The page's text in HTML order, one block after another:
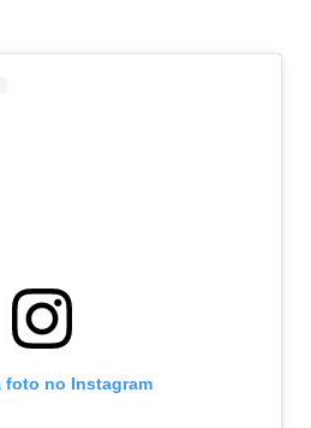
foto no Instagram